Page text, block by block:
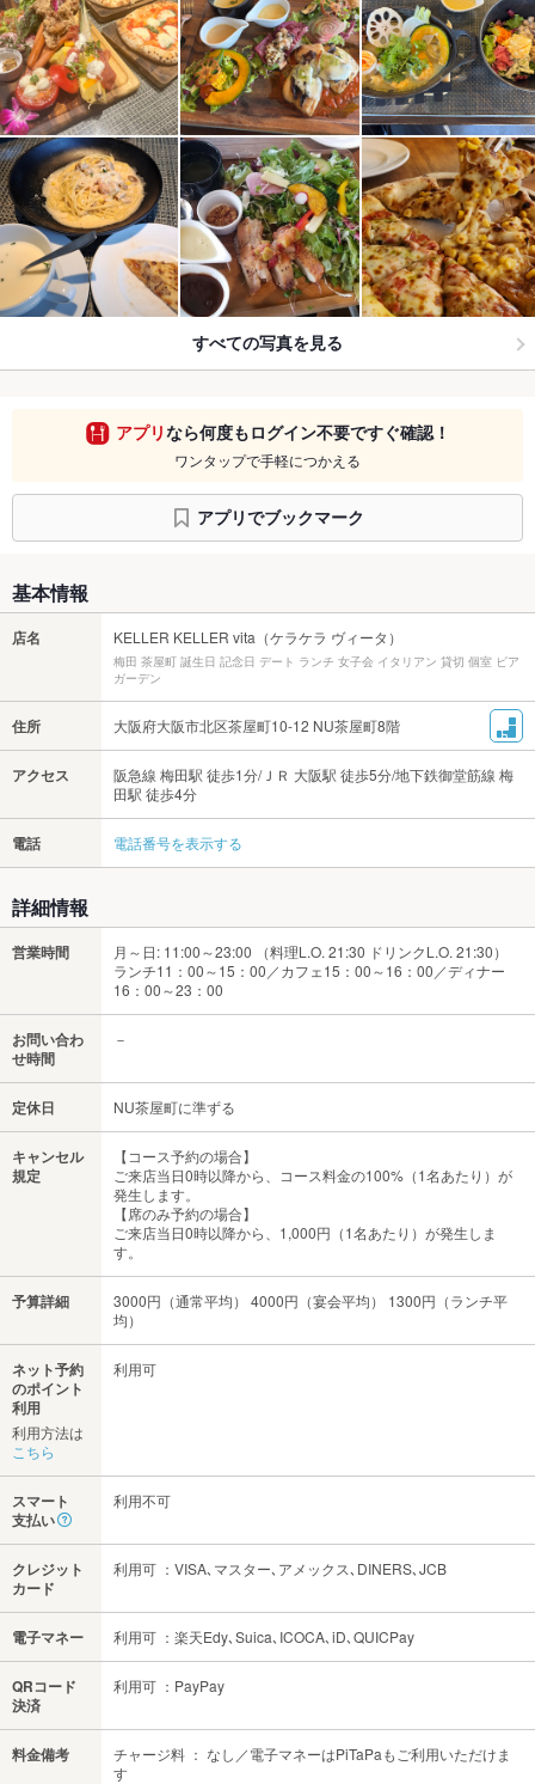
すべての写真を見る
アプリなら何度もログイン不要ですぐ確認！
ワンタップで手軽につかえる
アプリでブックマーク
基本情報
店名 KELLER KELLER vita（ケラケラ ヴィータ）
梅田 茶屋町 誕生日 記念日 デート ランチ 女子会 イタリアン 貸切 個室 ビア
ガーデン
住所 大阪府大阪市北区茶屋町10-12 NU茶屋町8階
アクセス
阪急線 梅田駅 徒歩1分/ＪＲ 大阪駅 徒歩5分/地下鉄御堂筋線 梅
田駅 徒歩4分
電話 電話番号を表示する
詳細情報
営業時間
月～日: 11:00～23:00 （料理L.O. 21:30 ドリンクL.O. 21:30）
ランチ11：00～15：00／カフェ15：00～16：00／ディナー
16：00～23：00
お問い合わ
せ時間
－
定休日 NU茶屋町に準ずる
キャンセル
規定
【コース予約の場合】
ご来店当日0時以降から、コース料金の100%（1名あたり）が
発生します。
【席のみ予約の場合】
ご来店当日0時以降から、1,000円（1名あたり）が発生しま
す。
予算詳細
3000円（通常平均） 4000円（宴会平均） 1300円（ランチ平
均）
ネット予約
のポイント
利用
利用方法は
こちら
利用可
スマート
支払い
利用不可
クレジット
カード
利用可 ：VISA､マスター､アメックス､DINERS､JCB
電子マネー 利用可 ：楽天Edy､Suica､ICOCA､iD､QUICPay
QRコード
決済
利用可 ：PayPay
料金備考
チャージ料 ： なし／電子マネーはPiTaPaもご利用いただけま
す